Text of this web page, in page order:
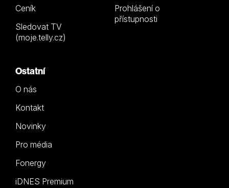
Ceník
Sledovat TV
(moje.telly.cz)
Prohlášení o
přístupnosti
Ostatní
O nás
Kontakt
Novinky
Pro média
Fonergy
iDNES Premium